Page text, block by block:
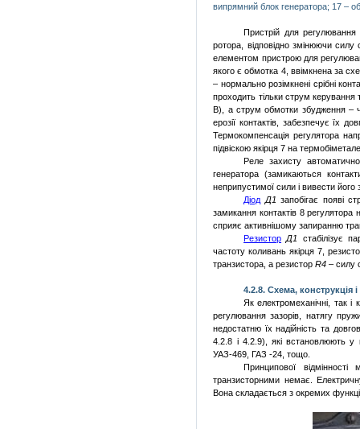
випрямний блок генератора; 17 –
Пристрій для регулювання
ротора, відповідно змінюючи
елементом пристрою для
якого є обмотка 4, ввімкнена за
– нормально розімкнені срібні
проходить тільки струм
В), а струм обмотки збудження –
ерозії контактів, забезпечує їх
Термокомпенсація регулятора
підвіскою якірця 7 на
Реле захисту
генератора (замикаються
неприпустимої сили і вивести його
Діод Д1 запобігає появі
замикання контактів 8регулятора
сприяє активнішому запиранню
Резистор Д1
стабілізує
частоту коливань якір­ця 7,
транзистора, а резисторR4 – силу
4.2.8. Схема, конструкція
Як електромеханічні, так і
регулювання зазорів, натягу
недостатню їх надійність та
4.2.8 і 4.2.9), які встановлюють
УАЗ-469, ГАЗ -24, тощо.
Принципової
транзисторними немає.
Вона складається з окремих